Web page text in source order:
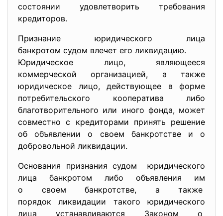
состоянии удовлетворить требования
кредиторов.
Признание юридического лица
банкротом судом влечет его ликвидацию.
Юридическое лицо, являющееся
коммерческой организацией, а также
юридическое лицо, действующее в форме
потребительского кооператива либо
благотворительного или иного фонда, может
совместно с кредиторами принять решение
об объявлении о своем банкротстве и о
добровольной ликвидации.
Основания признания судом юридического
лица банкротом либо объявления им
о своем банкротстве, а также
порядок ликвидации такого юридического
лица устанавливаются Законом о